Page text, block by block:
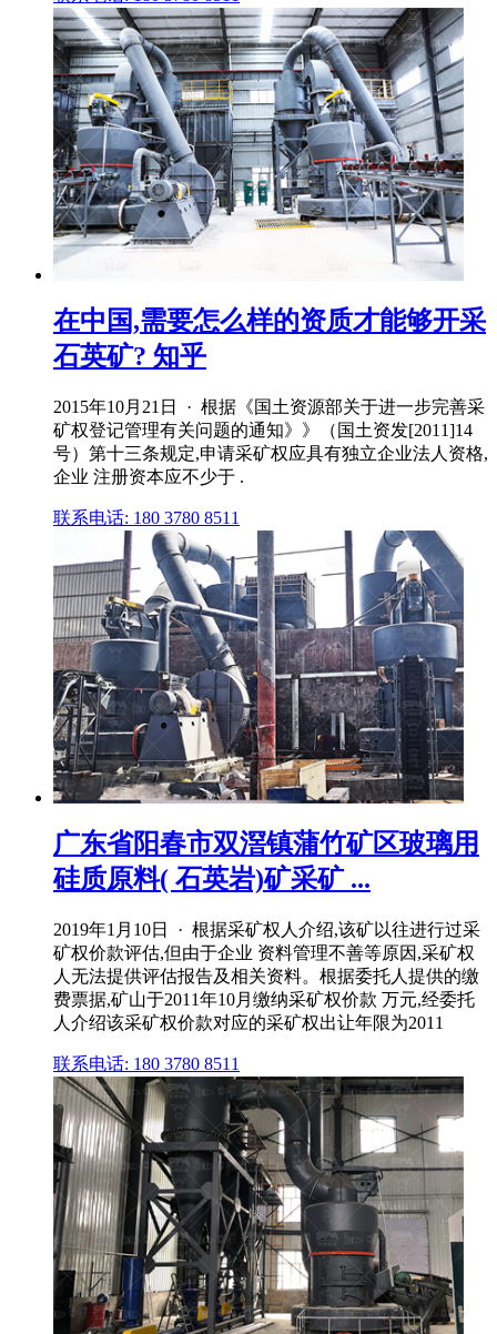
在中国,需要怎么样的资质才能够开采
石英矿? 知乎
2015年10月21日 · 根据《国土资源部关于进一步完善采
矿权登记管理有关问题的通知》》（国土资发[2011]14
号）第十三条规定,申请采矿权应具有独立企业法人资格,
企业 注册资本应不少于 .
联系电话: 180 3780 8511
广东省阳春市双滘镇蒲竹矿区玻璃用
硅质原料( 石英岩)矿采矿 ...
2019年1月10日 · 根据采矿权人介绍,该矿以往进行过采
矿权价款评估,但由于企业 资料管理不善等原因,采矿权
人无法提供评估报告及相关资料。根据委托人提供的缴
费票据,矿山于2011年10月缴纳采矿权价款 万元,经委托
人介绍该采矿权价款对应的采矿权出让年限为2011
联系电话: 180 3780 8511